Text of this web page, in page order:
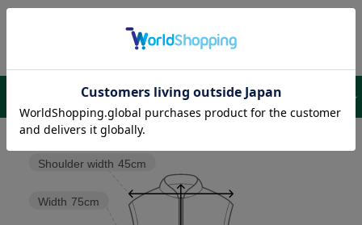
サイズ表 /
レビュー
Width 75cm
Shoulder width 45cm